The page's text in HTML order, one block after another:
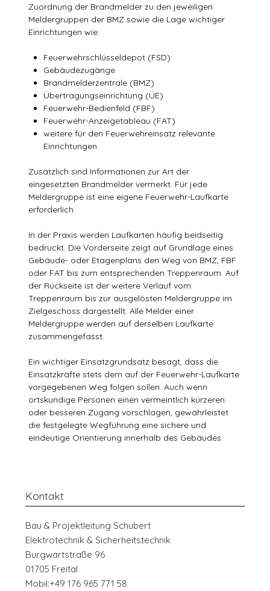
Zuordnung der Brandmelder zu den jeweiligen
Meldergruppen der BMZ sowie die Lage wichtiger
Einrichtungen wie:
Feuerwehrschlüsseldepot (FSD)
Gebäudezugänge
Brandmelderzentrale (BMZ)
Übertragungseinrichtung (ÜE)
Feuerwehr-Bedienfeld (FBF)
Feuerwehr-Anzeigetableau (FAT)
weitere für den Feuerwehreinsatz relevante
Einrichtungen
Zusätzlich sind Informationen zur Art der
eingesetzten Brandmelder vermerkt. Für jede
Meldergruppe ist eine eigene Feuerwehr-Laufkarte
erforderlich.
In der Praxis werden Laufkarten häufig beidseitig
bedruckt. Die Vorderseite zeigt auf Grundlage eines
Gebäude- oder Etagenplans den Weg von BMZ, FBF
oder FAT bis zum entsprechenden Treppenraum. Auf
der Rückseite ist der weitere Verlauf vom
Treppenraum bis zur ausgelösten Meldergruppe im
Zielgeschoss dargestellt. Alle Melder einer
Meldergruppe werden auf derselben Laufkarte
zusammengefasst.
Ein wichtiger Einsatzgrundsatz besagt, dass die
Einsatzkräfte stets dem auf der Feuerwehr-Laufkarte
vorgegebenen Weg folgen sollen. Auch wenn
ortskundige Personen einen vermeintlich kürzeren
oder besseren Zugang vorschlagen, gewährleistet
die festgelegte Wegführung eine sichere und
eindeutige Orientierung innerhalb des Gebäudes.
Kontakt
Bau & Projektleitung Schubert
Elektrotechnik & Sicherheitstechnik
Burgwartstraße 96
01705 Freital
Mobil:+49 176 965 771 58